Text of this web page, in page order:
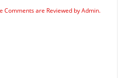
Comments are Reviewed by Admin.